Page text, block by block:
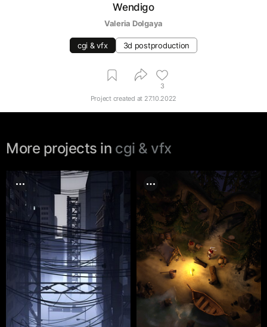
Wendigo
Valeria Dolgaya
cgi & vfx 3d postproduction
3
Project created at 27.10.2022
More projects in cgi & vfx